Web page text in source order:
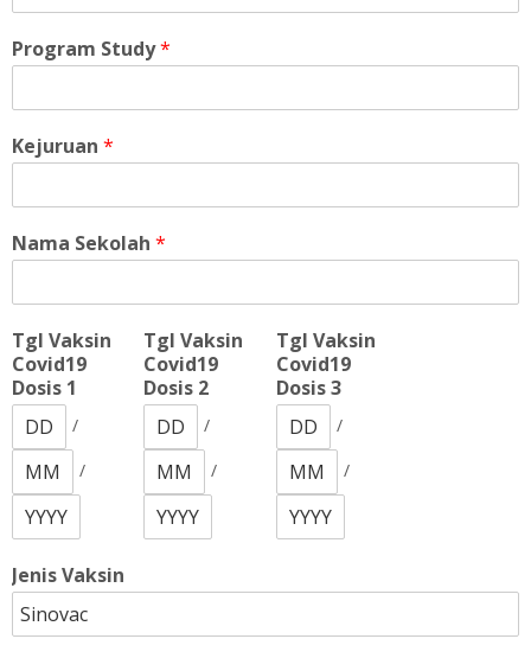
Program Study*
Kejuruan *
Nama Sekolah *
Tgl Vaksin
Covid19
Dosis 1
/
/
Tgl Vaksin
Covid19
Dosis 2
/
/
Tgl Vaksin
Covid19
Dosis 3
/
/
Jenis Vaksin